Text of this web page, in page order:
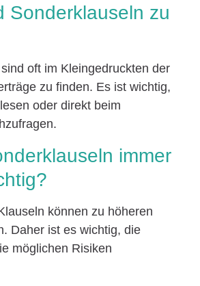
Sonderklauseln zu
oft im Kleingedruckten der
zu finden. Es ist wichtig,
oder direkt beim
immer
können zu höheren
Daher ist es wichtig, die
möglichen Risiken